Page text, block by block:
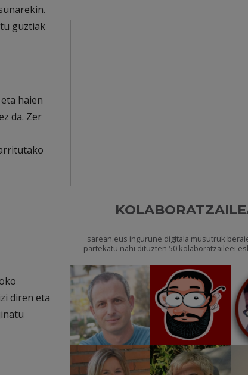
guztiak
haien
da. Zer
diren eta
sarean.eus ingurune digitala musutruk
partekatu nahi dituzten 50 kolaboratzaileei